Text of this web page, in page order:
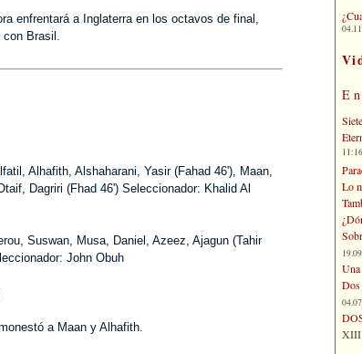
enfrentará a Inglaterra en los octavos de final,
con Brasil.
Alhafith, Alshaharani, Yasir (Fahad 46'), Maan,
Dagriri (Fhad 46') Seleccionador: Khalid Al
Suswan, Musa, Daniel, Azeez, Ajagun (Tahir
John Obuh
a Maan y Alhafith.
11:16
Lo
Dos
XIII